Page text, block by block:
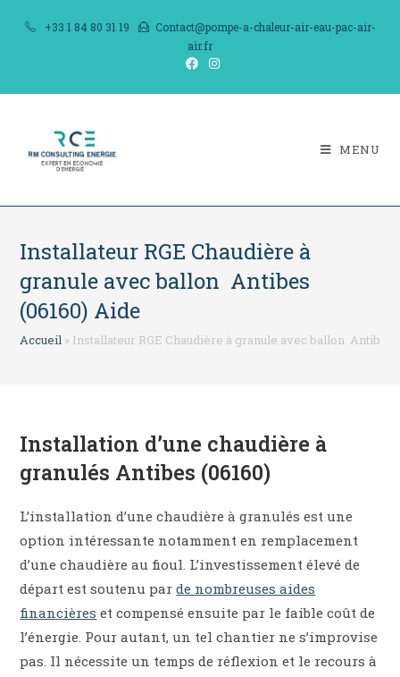
+33 1 84 80 31 19
Contact@pompe-a-chaleur-air-eau-pac-air-
air.fr
MENU
Installateur RGE Chaudière à
granule avec ballon Antibes
(06160) Aide
Accueil » Installateur RGE Chaudière à granule avec ballon Antibes
Installation d’une chaudière à
granulés Antibes (06160)
L’installation d’une chaudière à granulés est une
option intéressante notamment en remplacement
d’une chaudière au fioul. L’investissement élevé de
départ est soutenu parde nombreuses aides
financières et compensé ensuite par le faible coût de
l’énergie. Pour autant, un tel chantier ne s’improvise
pas. Il nécessite un temps de réflexion et le recours à